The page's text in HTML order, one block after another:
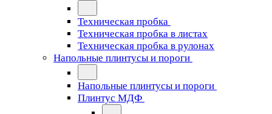
Техническая пробка
Техническая пробка в листах
Техническая пробка в рулонах
Напольные плинтусы и пороги
Напольные плинтусы и пороги
Плинтус МДФ